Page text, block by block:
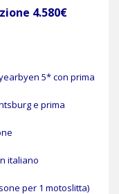
4.580€
5* con prima
e prima
italiano
per 1 motoslitta)